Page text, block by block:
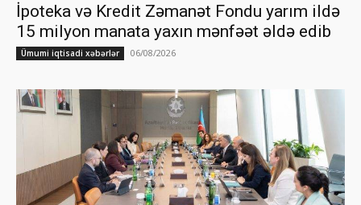
İpoteka və Kredit Zəmanət Fondu yarım ildə
15 milyon manata yaxın mənfəət əldə edib
Ümumi iqtisadi xəbərlər 06/08/2026